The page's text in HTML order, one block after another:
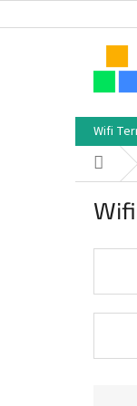
a
Wifi